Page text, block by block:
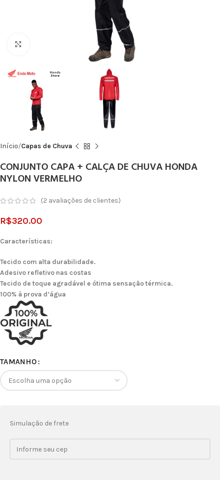
Início Capas de Chuva
CONJUNTO CAPA + CALÇA DE CHUVA HONDA
NYLON VERMELHO
(2 avaliações de clientes)
R$320.00
Características:
Tecido com alta durabilidade.
Adesivo refletivo nas costas
Tecido de toque agradável e ótima sensação térmica.
100% à prova d’água
TAMANHO
Simulação de frete